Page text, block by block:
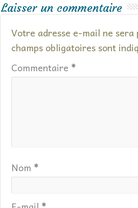
Laisser un commentaire
Votre adresse e-mail ne sera
champs obligatoires sont
Commentaire *
Nom *